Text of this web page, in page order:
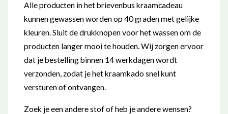
Alle producten in het brievenbus kraamcadeau
kunnen gewassen worden op 40 graden met gelijke
kleuren. Sluit de drukknopen voor het wassen om de
producten langer mooi te houden. Wij zorgen ervoor
dat je bestelling binnen 14 werkdagen wordt
verzonden, zodat je het kraamkado snel kunt
versturen of ontvangen.
Zoek je een andere stof of heb je andere wensen?